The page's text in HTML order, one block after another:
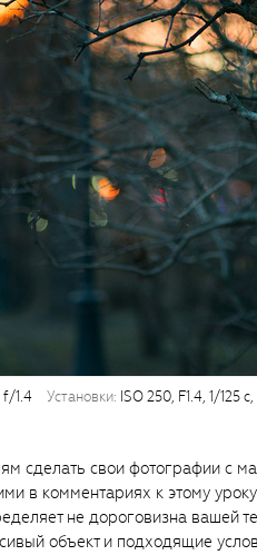
f/1.4 установки: ISO 250, F1.4, 1/125
сделать свои фотографии с
в комментариях к этому
не дороговизна вашей
объект и подходящие